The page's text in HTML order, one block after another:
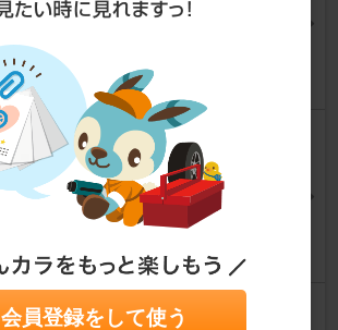
マーチ [K12]
12
NISMO MM-8
マーチ [K12]
スピアニアンさん
15
0
ENKEI Racing RP01
会員登録をして使う